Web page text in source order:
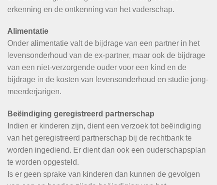
erkenning en de ontkenning van het vaderschap.
Alimentatie
Onder alimentatie valt de bijdrage van een partner in het
levensonderhoud van de ex-partner, maar ook de bijdrage
van een niet-verzorgende ouder voor een kind en de
bijdrage in de kosten van levensonderhoud en studie jong-
meerderjarigen.
Beëindiging geregistreerd partnerschap
Indien er kinderen zijn, dient een verzoek tot beëindiging
van het geregistreerd partnerschap bij de rechtbank te
worden ingediend. Er dient dan ook een ouderschapsplan
te worden opgesteld.
Is er geen sprake van kinderen dan kunnen de gevolgen